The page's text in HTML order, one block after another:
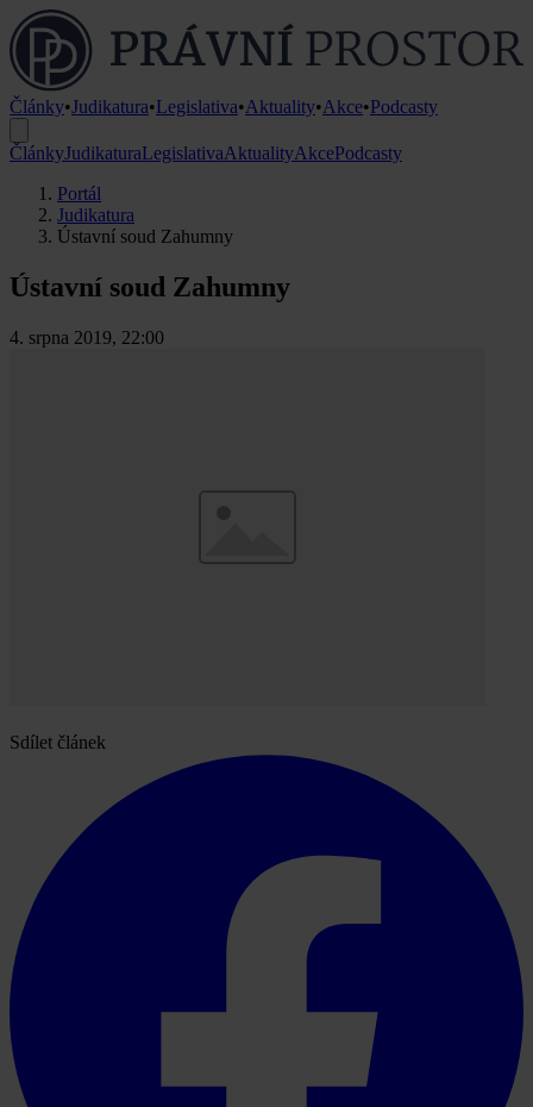
Články•Judikatura•Legislativa•Aktuality•Akce•Podcasty
ČlánkyJudikaturaLegislativaAktualityAkcePodcasty
Portál
Judikatura
Ústavní soud Zahumny
Ústavní soud Zahumny
4. srpna 2019, 22:00
Sdílet článek